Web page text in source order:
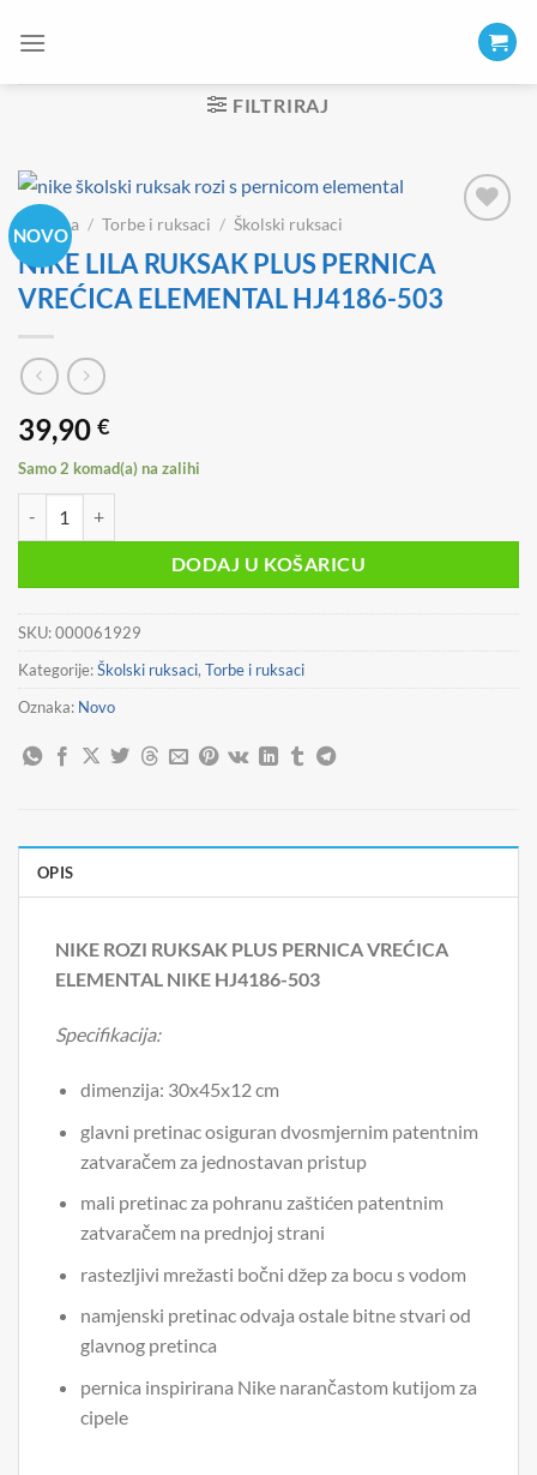
FILTRIRAJ
NOVO
Početna / Torbe i ruksaci / Školski ruksaci
NIKE LILA RUKSAK PLUS PERNICA
VREĆICA ELEMENTAL HJ4186-503
39,90 €
Samo 2 komad(a) na zalihi
DODAJ U KOŠARICU
SKU:000061929
Kategorije:Školski ruksaci, Torbe i ruksaci
Oznaka: Novo
OPIS
NIKE ROZI RUKSAK PLUS PERNICA VREĆICA
ELEMENTAL NIKE HJ4186-503
Specifikacija:
dimenzija: 30x45x12 cm
glavni pretinac osiguran dvosmjernim patentnim
zatvaračem za jednostavan pristup
mali pretinac za pohranu zaštićen patentnim
zatvaračem na prednjoj strani
rastezljivi mrežasti bočni džep za bocu s vodom
namjenski pretinac odvaja ostale bitne stvari od
glavnog pretinca
pernica inspirirana Nike narančastom kutijom za
cipele